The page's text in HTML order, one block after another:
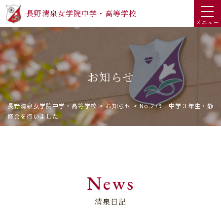
長野清泉女学院中学・高等学校
メニュー
お知らせ
長野清泉女学院中学・高等学校>お知らせ >No.279 中学３年生・静
修会を行いました
News
清泉日記